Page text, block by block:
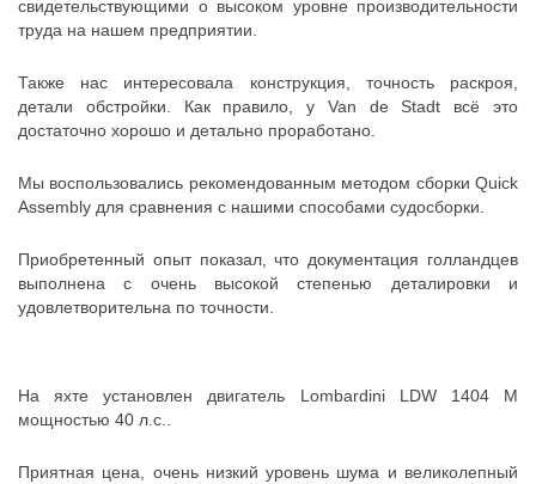
свидетельствующими о высоком уровне производительности
труда на нашем предприятии.
Также нас интересовала конструкция, точность раскроя,
детали обстройки. Как правило, у Van de Stadt всё это
достаточно хорошо и детально проработано.
Мы воспользовались рекомендованным методом сборки Quick
Assembly для сравнения с нашими способами судосборки.
Приобретенный опыт показал, что документация голландцев
выполнена с очень высокой степенью деталировки и
удовлетворительна по точности.
На яхте установлен двигатель Lombardini LDW 1404 M
мощностью 40 л.с..
Приятная цена, очень низкий уровень шума и великолепный